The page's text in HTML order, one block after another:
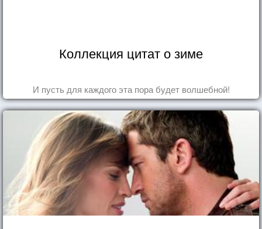
Коллекция цитат о зиме
И пусть для каждого эта пора будет волшебной!